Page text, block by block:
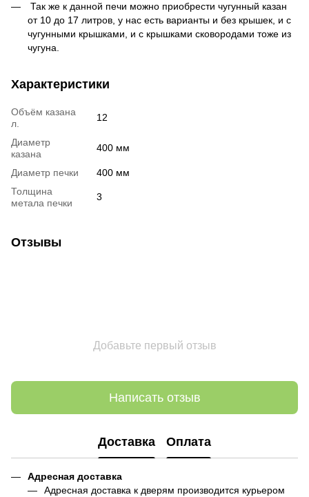
Так же к данной печи можно приобрести чугунный казан
от 10 до 17 литров, у нас есть варианты и без крышек, и с
чугунными крышками, и с крышками сковородами тоже из
чугуна.
Характеристики
Объём казана
л.
12
Диаметр
казана
400 мм
Диаметр печки
400 мм
Толщина
метала печки
3
Отзывы
Добавьте первый отзыв
Написать отзыв
Доставка Оплата
Адресная доставка
Адресная доставка к дверям производится курьером